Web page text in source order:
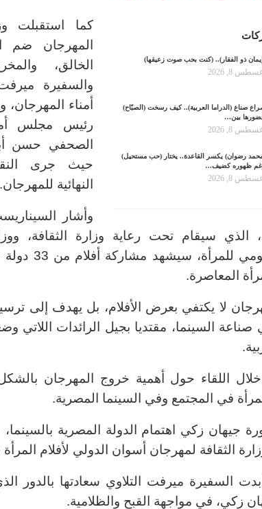
ذو الفقار).. (كنت بحب صوت زعيقها)
8, 2026
صناع (الدراما العربية).. كيف رسخت (الصبّاح)
بين…
8, 2026
رضوان) يكسر القاعدة.. يختار (حب مستحيل)
ظهوره كضيف…
8, 2026
كما استقبلت
المهرجان ضم
الخالق،
والسفيرة
أمناء المهرجان،
رئيس مجلس
الصحفي حسن أبو
حيث جرى
النهائية للمهرجان.
وأشار
الذي سيقام تحت رعاية وزارة الثقافة،
والمجلس
المعاصرة.
لا يكتفي بعرض الأفلام، بل يهدف إلى
صناعة السينما، مقتديا بجيل الرائدات اللاتي
اللقاء حول أهمية خروج المهرجان بالشكل
في المجتمع وفي السينما المصرية.
جيهان زكي اهتمام الدولة المصرية
الثقافة لمهرجان أسوان الدولي لأفلام
السفيرة ميرفت التلاوي سعادتها بالدور
زكي، في مواجهة القبح والظلامية.